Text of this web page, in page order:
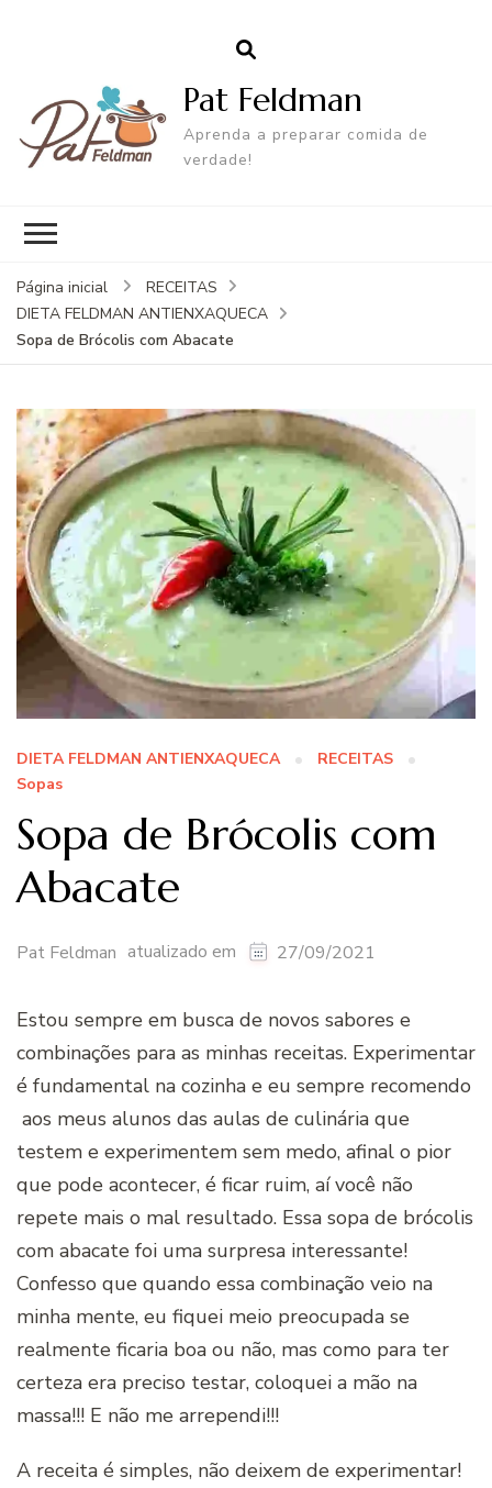
Pat Feldman
Aprenda a preparar comida de
verdade!
Página inicial
RECEITAS
DIETA FELDMAN ANTIENXAQUECA
Sopa de Brócolis com Abacate
DIETA FELDMAN ANTIENXAQUECA
RECEITAS
Sopas
Sopa de Brócolis com
Abacate
Pat Feldman atualizado em 27/09/2021
Estou sempre em busca de novos sabores e
combinações para as minhas receitas. Experimentar
é fundamental na cozinha e eu sempre recomendo
aos meus alunos das aulas de culinária que
testem e experimentem sem medo, afinal o pior
que pode acontecer, é ficar ruim, aí você não
repete mais o mal resultado. Essa sopa de brócolis
com abacate foi uma surpresa interessante!
Confesso que quando essa combinação veio na
minha mente, eu fiquei meio preocupada se
realmente ficaria boa ou não, mas como para ter
certeza era preciso testar, coloquei a mão na
massa!!! E não me arrependi!!!
A receita é simples, não deixem de experimentar!